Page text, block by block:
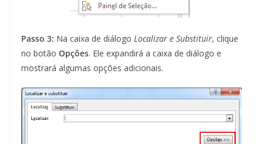
Passo 3: Na caixa de diálogo Localizar e Substituir, clique
no botão Opções. Ele expandirá a caixa de diálogo e
mostrará algumas opções adicionais.